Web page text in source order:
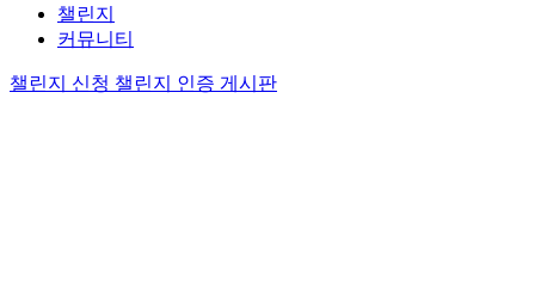
챌린지
커뮤니티
챌린지 신청 챌린지 인증 게시판